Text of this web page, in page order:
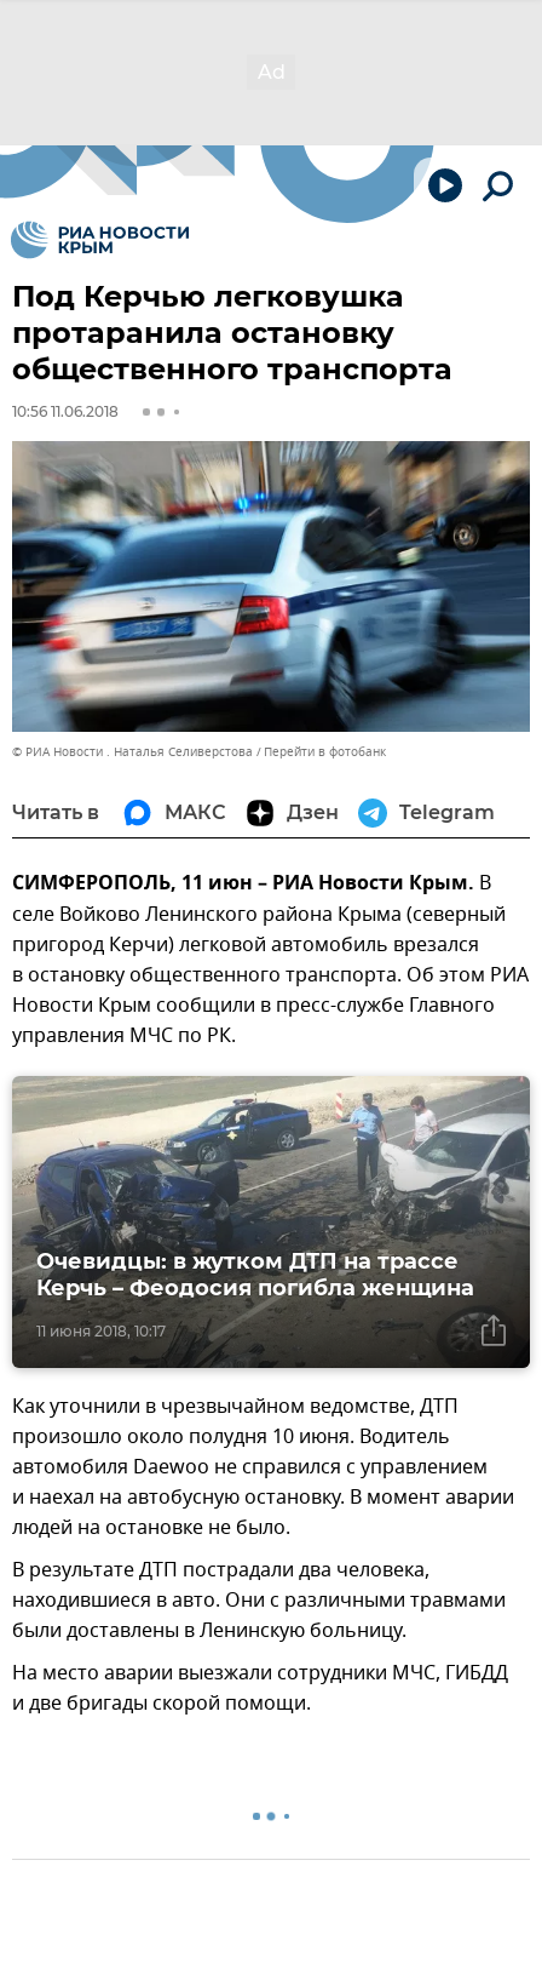
Под Керчью легковушка
протаранила остановку
общественного транспорта
10:56 11.06.2018
© РИА Новости . Наталья Селиверстова Перейти в фотобанк
Читать в МАКС Дзен Telegram
СИМФЕРОПОЛЬ, 11 июн – РИА Новости Крым. В
селе Войково Ленинского района Крыма (северный
пригород Керчи) легковой автомобиль врезался
в остановку общественного транспорта. Об этом РИА
Новости Крым сообщили в пресс-службе Главного
управления МЧС по РК.
11 июня 2018, 10:17
Очевидцы: в жутком ДТП на трассе
Керчь – Феодосия погибла женщина
Как уточнили в чрезвычайном ведомстве, ДТП
произошло около полудня 10 июня. Водитель
автомобиля Daewoo не справился с управлением
и наехал на автобусную остановку. В момент аварии
людей на остановке не было.
В результате ДТП пострадали два человека,
находившиеся в авто. Они с различными травмами
были доставлены в Ленинскую больницу.
На место аварии выезжали сотрудники МЧС, ГИБДД
и две бригады скорой помощи.